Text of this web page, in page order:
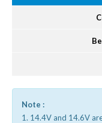
Note :
1. 14.4V and 14.6V